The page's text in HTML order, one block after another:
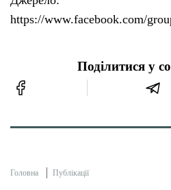
https://www.facebook.com/
Поділитися у
Головна Публікації